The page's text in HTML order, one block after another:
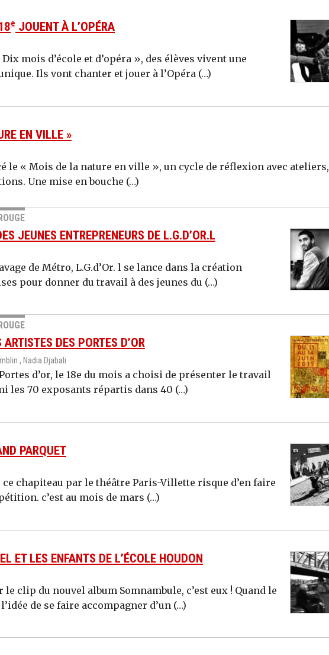
e JOUENT À L’OPÉRA
mois d’école et d’opéra », des élèves vivent une
Ils vont chanter et jouer à l’Opéra (…)
EN VILLE »
le « Mois de la nature en ville », un cycle de réflexion avec ateliers,
Une mise en bouche (…)
JEUNES ENTREPRENEURS DE L.G.D’OR.L
de Métro, L.G.d’Or. l se lance dans la création
pour donner du travail à des jeunes du (…)
DES PORTES D’OR
, Nadia Djabali
d’or, le 18e du mois a choisi de présenter le travail
les 70 exposants répartis dans 40 (…)
PARQUET
chapiteau par le théâtre Paris-Villette risque d’en faire
c’est au mois de mars (…)
ET LES ENFANTS DE L’ÉCOLE HOUDON
clip du nouvel album Somnambule, c’est eux ! Quand le
de se faire accompagner d’un (…)